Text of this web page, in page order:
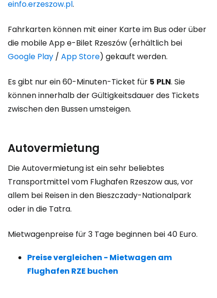
einfo.erzeszow.pl.
Fahrkarten können mit einer Karte im Bus oder über
die mobile App e-Bilet Rzeszów (erhältlich bei
Google Play / App Store) gekauft werden.
Es gibt nur ein 60-Minuten-Ticket für 5 PLN. Sie
können innerhalb der Gültigkeitsdauer des Tickets
zwischen den Bussen umsteigen.
Autovermietung
Die Autovermietung ist ein sehr beliebtes
Transportmittel vom Flughafen Rzeszow aus, vor
allem bei Reisen in den Bieszczady-Nationalpark
oder in die Tatra.
Mietwagenpreise für 3 Tage beginnen bei 40 Euro.
Preise vergleichen - Mietwagen am
Flughafen RZE buchen